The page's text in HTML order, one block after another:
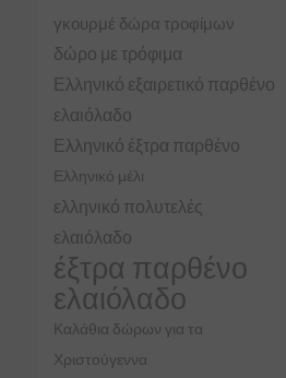
γκουρμέ δώρα τροφίμων
δώρο με τρόφιμα
Ελληνικό εξαιρετικό παρθένο
ελαιόλαδο
Ελληνικό έξτρα παρθένο
Ελληνικό μέλι
ελληνικό πολυτελές
ελαιόλαδο
έξτρα παρθένο
ελαιόλαδο
Καλάθια δώρων για τα
Χριστούγεννα